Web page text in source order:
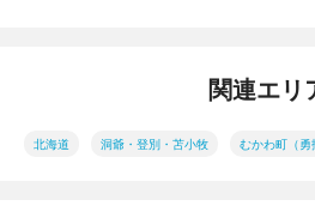
関連エリ
北海道 洞爺・登別・苫小牧 むかわ町（勇